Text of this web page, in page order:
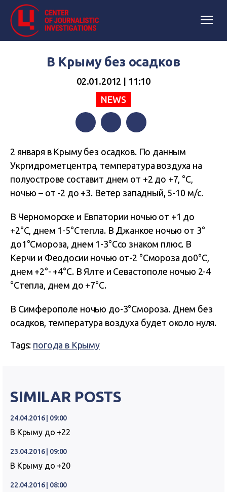
В Крыму без осадков
02.01.2012 | 11:10
NEWS
2 января в Крыму без осадков. По данным
Укргидрометцентра, температура воздуха на
полуострове составит днем от +2 до +7, °C,
ночью – от -2 до +3. Ветер западный, 5-10 м/с.
В Черноморске и Евпатории ночью от +1 до
+2°C, днем 1-5°Cтепла. В Джанкое ночью от 3°
до1°Cмороза, днем 1-3°Cсо знаком плюс. В
Керчи и Феодосии ночью от-2 °Cмороза до0°C,
днем +2°- +4°C. В Ялте и Севастополе ночью 2-4
°Cтепла, днем до +7°C.
В Симферополе ночью до-3°Cмороза. Днем без
осадков, температура воздуха будет около нуля.
Tags: погода в Крыму
SIMILAR POSTS
24.04.2016 | 09:00
В Крыму до +22
23.04.2016 | 09:00
В Крыму до +20
22.04.2016 | 08:00